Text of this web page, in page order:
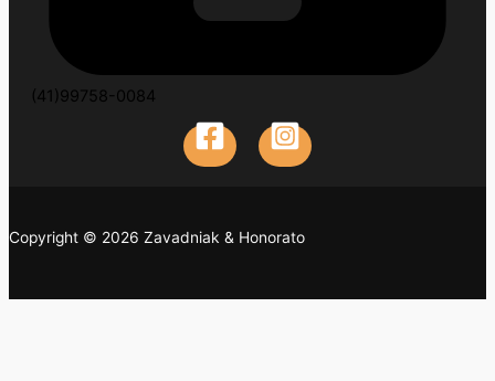
(41)99758-0084
Copyright © 2026 Zavadniak & Honorato